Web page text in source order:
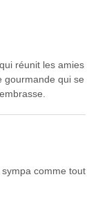
réunit les amies
gourmande qui se
sympa comme tout